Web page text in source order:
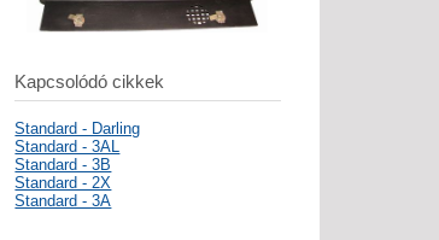
Kapcsolódó cikkek
Standard - Darling
Standard - 3AL
Standard - 3B
Standard - 2X
Standard - 3A